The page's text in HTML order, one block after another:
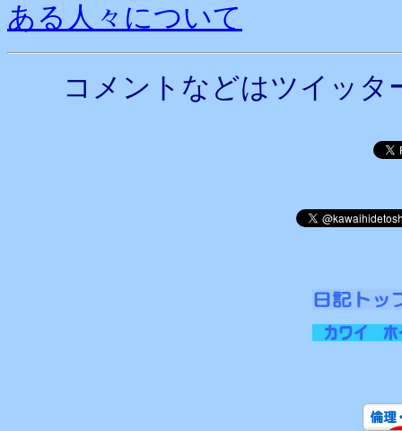
ある人々について
コメントなどはツイッ